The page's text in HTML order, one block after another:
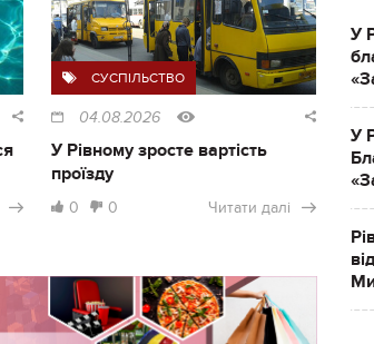
СУСПІЛЬСТВО
04.08.2026
У Рівному зросте вартість
проїзду
0 0 Читати далі
У
У